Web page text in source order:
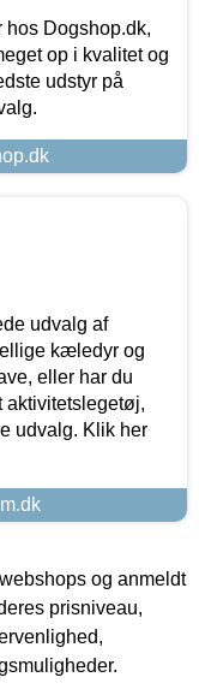
hos Dogshop.dk,
op i kvalitet og
udstyr på
udvalg af
kæledyr og
eller har du
aktivitetslegetøj,
udvalg. Klik her
og anmeldt
prisniveau,